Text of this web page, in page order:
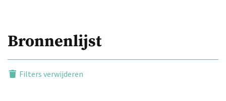
Bronnenlijst
Filters verwijderen